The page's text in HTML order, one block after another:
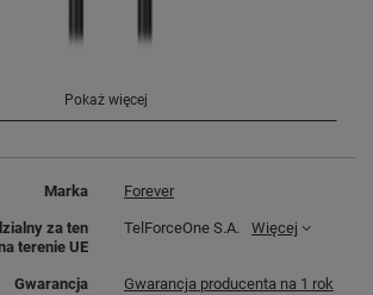
wykonanie!
są wyjątkowo
i odporne na plątanie się.
od wariantu, posiadają
od 1 do 2 metrów.Dzięki
ramce przy złączu i
usztywnieniu,
Pokaż więcej
Marka Forever
za ten
terenie UE
TelForceOne S.A. Więcej
Gwarancja Gwarancja producenta na 1 rok